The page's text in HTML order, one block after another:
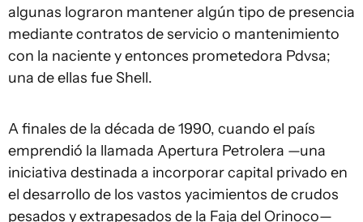
algunas lograron mantener algún tipo de presencia
mediante contratos de servicio o mantenimiento
con la naciente y entonces prometedora Pdvsa;
una de ellas fue Shell.
A finales de la década de 1990, cuando el país
emprendió la llamada Apertura Petrolera —una
iniciativa destinada a incorporar capital privado en
el desarrollo de los vastos yacimientos de crudos
pesados y extrapesados de la Faja del Orinoco—